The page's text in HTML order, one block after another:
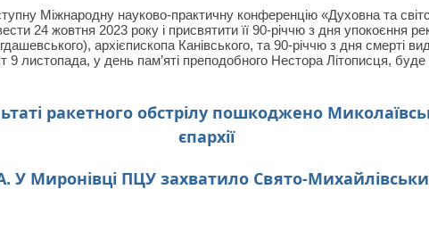
Міжнародну науково-практичну конференцію «Духовна та
24 жовтня 2023 року і присвятити її 90-річчю з дня упокоєння
архієпископа Канівського, та 90-річчю з дня смерті
9 листопада, у день пам’яті преподобного Нестора Літописця,
ракетного обстрілу пошкоджено
єпархії
У Миронівці ПЦУ захватило Свято-